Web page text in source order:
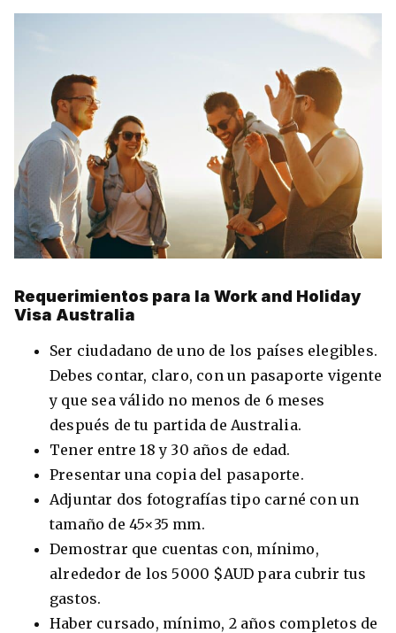
Requerimientos para la Work and Holiday
Visa Australia
Ser ciudadano de uno de los países elegibles.
Debes contar, claro, con un pasaporte vigente
y que sea válido no menos de 6 meses
después de tu partida de Australia.
Tener entre 18 y 30 años de edad.
Presentar una copia del pasaporte.
Adjuntar dos fotografías tipo carné con un
tamaño de 45×35 mm.
Demostrar que cuentas con, mínimo,
alrededor de los 5000 $AUD para cubrir tus
gastos.
Haber cursado, mínimo, 2 años completos de